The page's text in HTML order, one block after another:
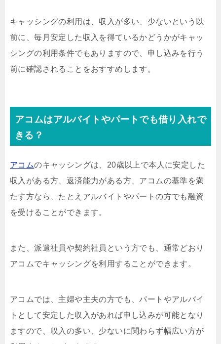
キャッシングの利用は、収入が多い、少ないという以
前に、毎月安定した収入を得ているかどうかがキャッ
シングの利用条件でもありますので、申し込みを行う
前に確認されることをおすすめします。
アコムはアルバイトやパートでも借り入れで
きる？
アコムのキャッシングは、20歳以上で本人に安定した
収入がある方、返済能力がある方、アコムの基準を満
たす方なら、たとえアルバイトやパートの方でも融資
を受けることができます。
また、派遣社員や契約社員という方でも、通常どおり
アコムでキャッシングを利用することができます。
アコムでは、主婦や主夫の方でも、パートやアルバイ
トとして安定した収入があれば申し込みが可能となり
ますので、収入の多い、少ないに関わらず幅広い方が